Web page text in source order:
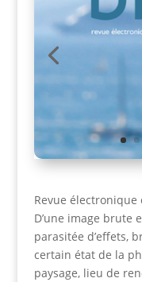
Revue
D’une image brute
parasitée d’effets,
certain état de la
paysage, lieu de